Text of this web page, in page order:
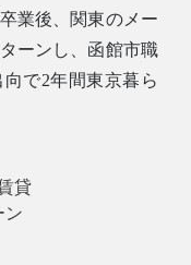
業後、関東のメー
ーンし、函館市職
で2年間東京暮ら
貸
ン